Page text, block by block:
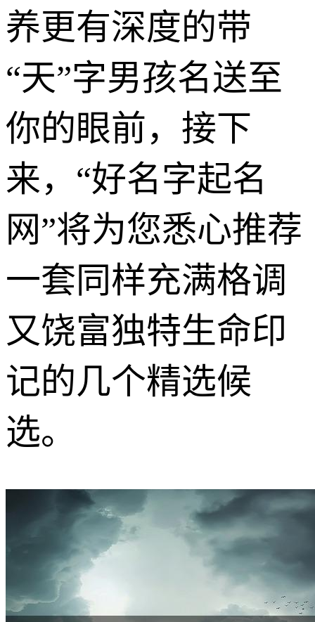
养更有深度的带
“天”字男孩名送至
你的眼前，接下
来，“好名字起名
网”将为您悉心推荐
一套同样充满格调
又饶富独特生命印
记的几个精选候
选。